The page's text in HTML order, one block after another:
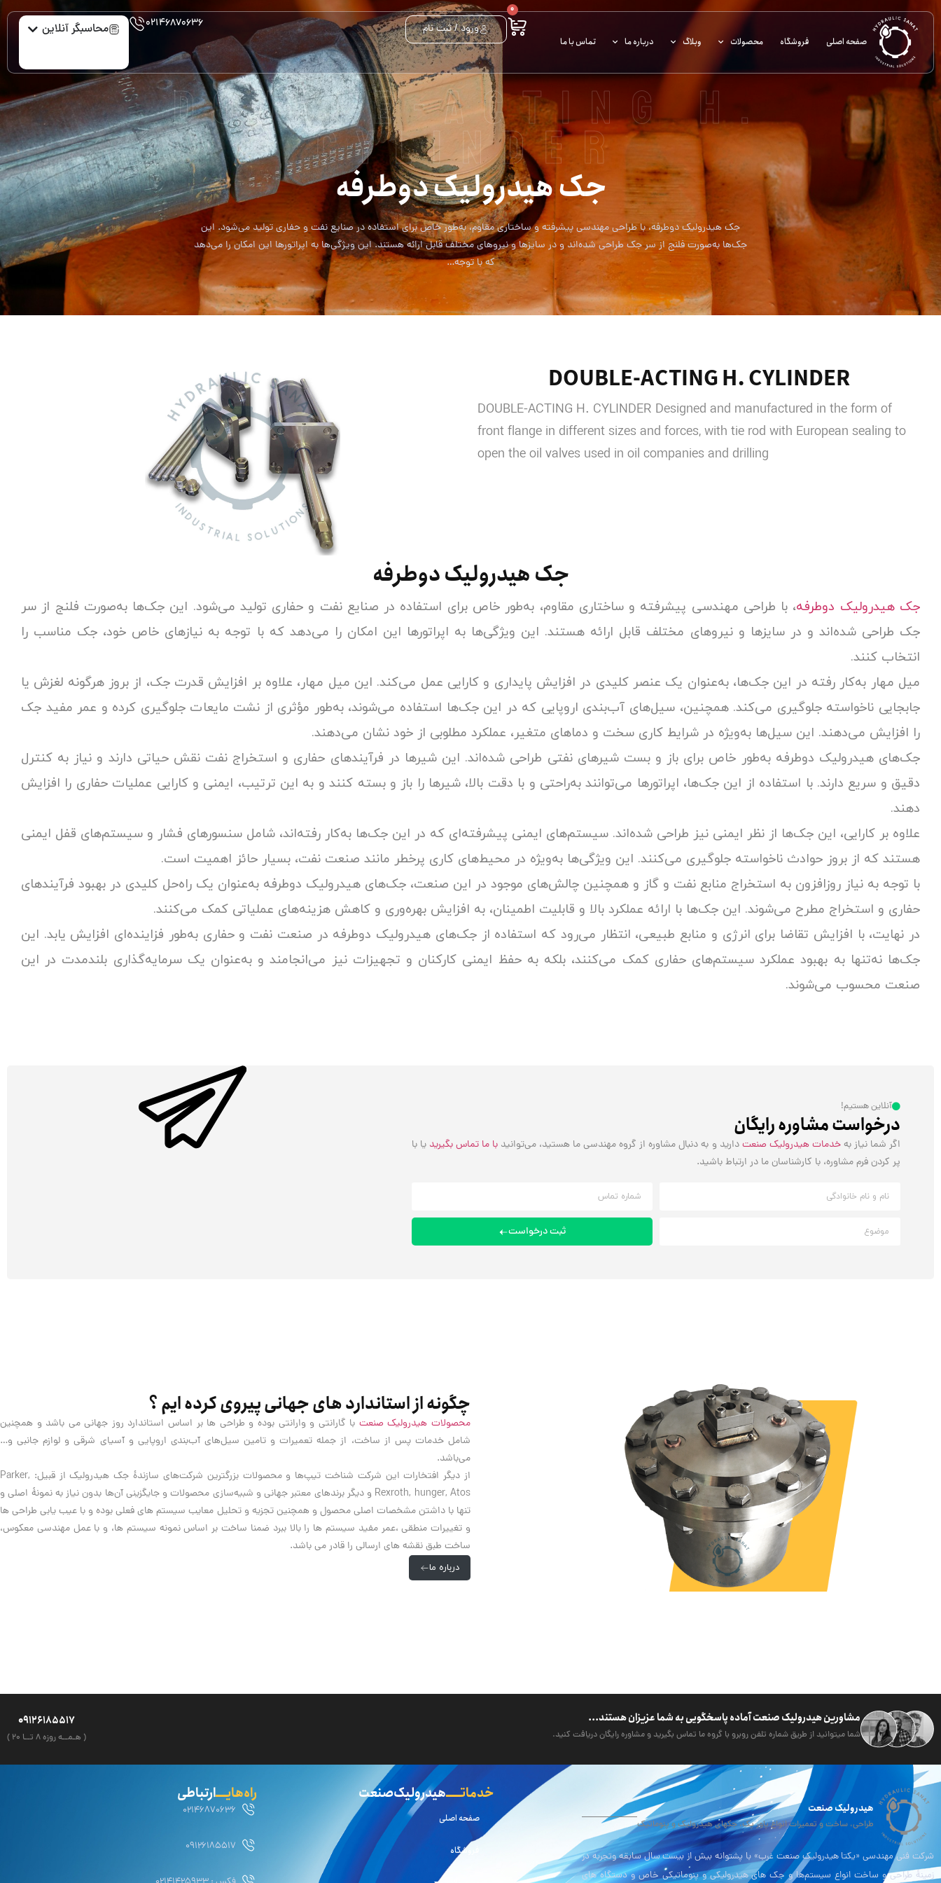
صفحه اصلی فروشگاه محصولات وبلاگ درباره ما تماس با ما
0
ورود / ثبت نام ۰۲۱۴۶۸۷۰۶۳۶ محاسبگر آنلاین
DOUBLE-ACTING H.
CYLINDER
جک هیدرولیک دوطرفه
جک هیدرولیک دوطرفه، با طراحی مهندسی پیشرفته و ساختاری مقاوم، به‌طور خاص برای استفاده در صنایع نفت و حفاری تولید می‌شود. این
جک‌ها به‌صورت فلنج از سر جک طراحی شده‌اند و در سایزها و نیروهای مختلف قابل ارائه هستند. این ویژگی‌ها به اپراتورها این امکان را می‌دهد
که با توجه…
DOUBLE-ACTING H. CYLINDER
DOUBLE-ACTING H. CYLINDER Designed and manufactured in the form of
front flange in different sizes and forces, with tie rod with European sealing to
open the oil valves used in oil companies and drilling
جک هیدرولیک دوطرفه
جک هیدرولیک دوطرفه، با طراحی مهندسی پیشرفته و ساختاری مقاوم، به‌طور خاص برای استفاده در صنایع نفت و حفاری تولید می‌شود. این جک‌ها به‌صورت فلنج از سر
جک طراحی شده‌اند و در سایزها و نیروهای مختلف قابل ارائه هستند. این ویژگی‌ها به اپراتورها این امکان را می‌دهد که با توجه به نیازهای خاص خود، جک مناسب را
انتخاب کنند.
میل مهار به‌کار رفته در این جک‌ها، به‌عنوان یک عنصر کلیدی در افزایش پایداری و کارایی عمل می‌کند. این میل مهار، علاوه بر افزایش قدرت جک، از بروز هرگونه لغزش یا
جابجایی ناخواسته جلوگیری می‌کند. همچنین، سیل‌های آب‌بندی اروپایی که در این جک‌ها استفاده می‌شوند، به‌طور مؤثری از نشت مایعات جلوگیری کرده و عمر مفید جک
را افزایش می‌دهند. این سیل‌ها به‌ویژه در شرایط کاری سخت و دماهای متغیر، عملکرد مطلوبی از خود نشان می‌دهند.
جک‌های هیدرولیک دوطرفه به‌طور خاص برای باز و بست شیرهای نفتی طراحی شده‌اند. این شیرها در فرآیندهای حفاری و استخراج نفت نقش حیاتی دارند و نیاز به کنترل
دقیق و سریع دارند. با استفاده از این جک‌ها، اپراتورها می‌توانند به‌راحتی و با دقت بالا، شیرها را باز و بسته کنند و به این ترتیب، ایمنی و کارایی عملیات حفاری را افزایش
دهند.
علاوه بر کارایی، این جک‌ها از نظر ایمنی نیز طراحی شده‌اند. سیستم‌های ایمنی پیشرفته‌ای که در این جک‌ها به‌کار رفته‌اند، شامل سنسورهای فشار و سیستم‌های قفل ایمنی
هستند که از بروز حوادث ناخواسته جلوگیری می‌کنند. این ویژگی‌ها به‌ویژه در محیط‌های کاری پرخطر مانند صنعت نفت، بسیار حائز اهمیت است.
با توجه به نیاز روزافزون به استخراج منابع نفت و گاز و همچنین چالش‌های موجود در این صنعت، جک‌های هیدرولیک دوطرفه به‌عنوان یک راه‌حل کلیدی در بهبود فرآیندهای
حفاری و استخراج مطرح می‌شوند. این جک‌ها با ارائه عملکرد بالا و قابلیت اطمینان، به افزایش بهره‌وری و کاهش هزینه‌های عملیاتی کمک می‌کنند.
در نهایت، با افزایش تقاضا برای انرژی و منابع طبیعی، انتظار می‌رود که استفاده از جک‌های هیدرولیک دوطرفه در صنعت نفت و حفاری به‌طور فزاینده‌ای افزایش یابد. این
جک‌ها نه‌تنها به بهبود عملکرد سیستم‌های حفاری کمک می‌کنند، بلکه به حفظ ایمنی کارکنان و تجهیزات نیز می‌انجامند و به‌عنوان یک سرمایه‌گذاری بلندمدت در این
صنعت محسوب می‌شوند.
آنلاین هستیم!
درخواست مشاوره رایگان
اگر شما نیاز بهخدمات هیدرولیک صنعتدارید و به دنبال مشاوره از گروه مهندسی ما هستید، می‌توانیدبا ما تماس بگیرید یا با
پر کردن فرم مشاوره، با کارشناسان ما در ارتباط باشید.
ثبت درخواست
چگونه از استاندارد های جهانی پیروی کرده ایم ؟
محصولات هیدرولیک صنعت با گارانتی و وارانتی بوده و طراحی ها بر اساس استاندارد روز جهانی می باشد و همچنین
شامل خدمات پس از ساخت، از جمله تعمیرات و تامین سیل‌های آب‌بندی اروپایی و آسیای شرقی و لوازم جانبی و…
می‌باشد.
از دیگر افتخارات این شرکت شناخت تیپ‌ها و محصولات بزرگترین شرکت‌های سازندۀ جک هیدرولیک از قبیل: Parker,
Rexroth, hunger, Atos و دیگر برندهای معتبر جهانی و شبیه‌سازی محصولات و جایگزینی آن‌ها بدون نیاز به نمونۀ اصلی و
تنها با داشتن مشخصات اصلی محصول و همچنین تجزیه و تحلیل معایب سیستم های فعلی بوده و با عیب یابی طراحی ها
و تغییرات منطقی ،عمر مفید سیستم ها را بالا ببرد ضمنا ساخت بر اساس نمونه سیستم ها، و با عمل مهندسی معکوس،
ساخت طبق نقشه های ارسالی را قادر می باشد.
درباره ما
مشاورین هیدرولیک صنعت آماده پاسخگویی به شما عزیزان هستند...
شما میتوانید از طریق شماره تلفن روبرو با گروه ما تماس بگیرید و مشاوره رایگان دریافت کنید.
09126185517
( هـمــه روزه ۸ تــا ۲۰ )
هیدرولیک صنعت
طراحی، ساخت و تعمیرات انواع پاور پک، جکهای هیدرولیک و پنوماتیک
شرکت فنی مهندسی «یکتا هیدرولیک صنعت غرب» با پشتوانه بیش از بیست سال سابقه وتجربه در
زمینۀ طراحی و ساخت انواع سیستم‌ها و جک های هیدرولیکی و پنوماتیکی خاص و دستگاه های
خدماتـــــهیدرولیک صنعت
صفحه اصلی
فروشگاه
راه‌هایــــارتباطی
02146870636
09126185517